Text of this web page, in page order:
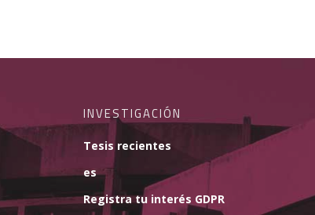
INVESTIGACIÓN
Tesis recientes
es
Registra tu interés GDPR